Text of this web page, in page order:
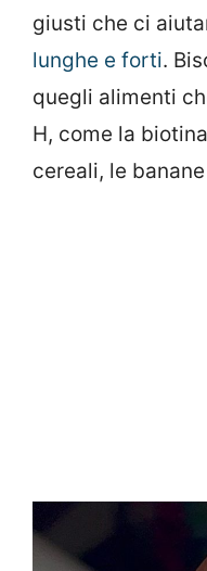
giusti che ci
lunghe e forti.
quegli alimenti
H, come la
cereali, le banane